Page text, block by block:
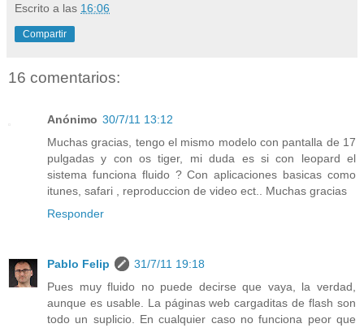
Escrito a las 16:06
Compartir
16 comentarios:
Anónimo 30/7/11 13:12
Muchas gracias, tengo el mismo modelo con pantalla de 17
pulgadas y con os tiger, mi duda es si con leopard el
sistema funciona fluido ? Con aplicaciones basicas como
itunes, safari , reproduccion de video ect.. Muchas gracias
Responder
Pablo Felip
31/7/11 19:18
Pues muy fluido no puede decirse que vaya, la verdad,
aunque es usable. La páginas web cargaditas de flash son
todo un suplicio. En cualquier caso no funciona peor que